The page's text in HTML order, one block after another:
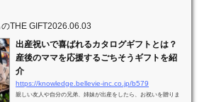
のTHE GIFT2026.06.03
出産祝いで喜ばれるカタログギフトとは？
産後のママを応援するごちそうギフトを紹
介
https://knowledge.bellevie-inc.co.jp/b579
親しい友人や自分の兄弟、姉妹が出産をしたら、お祝いを贈りま